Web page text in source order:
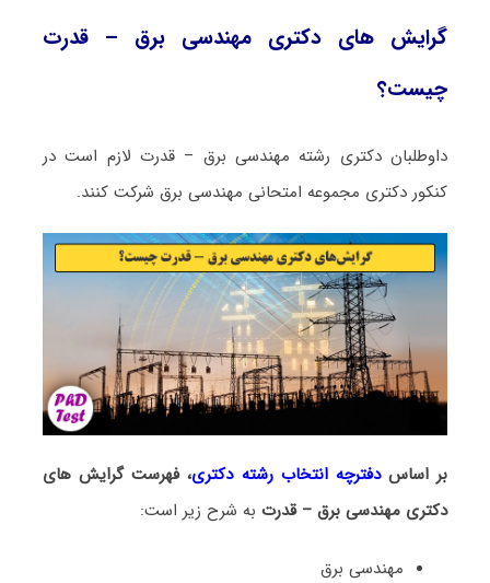
گرایش های دکتری ﻣﻬﻨﺪسی ﺑﺮق – ﻗﺪرت
چیست؟
داوطلبان دکتری رشته ﻣﻬﻨﺪسی ﺑﺮق – ﻗﺪرت لازم است در
کنکور دکتری مجموعه امتحانی ﻣﻬﻨﺪسی ﺑﺮق شرکت کنند.
بر اساسدفترچه انتخاب رشته دکتری، فهرست گرایش های
دکتری ﻣﻬﻨﺪسی ﺑﺮق – ﻗﺪرت به شرح زیر است:
ﻣﻬﻨﺪسی ﺑﺮق